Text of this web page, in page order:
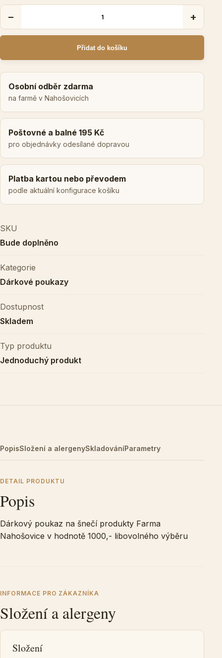
− +
Přidat do košíku
Osobní odběr zdarma
na farmě v Nahošovicích
Poštovné a balné 195 Kč
pro objednávky odesílané dopravou
Platba kartou nebo převodem
podle aktuální konfigurace košíku
SKU
Bude doplněno
Kategorie
Dárkové poukazy
Dostupnost
Skladem
Typ produktu
Jednoduchý produkt
PopisSložení a alergenySkladováníParametry
DETAIL PRODUKTU
Popis
Dárkový poukaz na šnečí produkty Farma
Nahošovice v hodnotě 1000,- libovolného výběru
INFORMACE PRO ZÁKAZNÍKA
Složení a alergeny
Složení